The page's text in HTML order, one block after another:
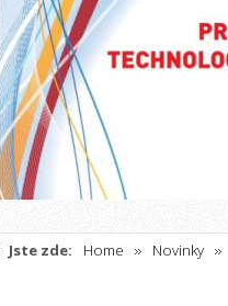
Jste zde: Home Novinky